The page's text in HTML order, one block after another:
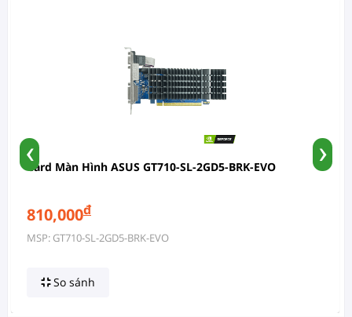
Card Màn Hình ASUS GT710-SL-2GD5-BRK-EVO
810,000đ
MSP: GT710-SL-2GD5-BRK-EVO
So sánh
‹ ›